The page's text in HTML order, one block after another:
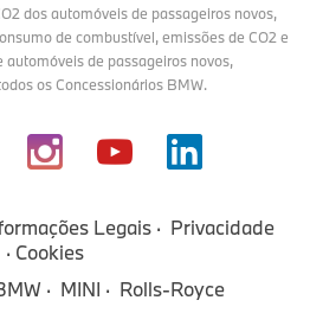
dos automóveis de passageiros novos,
de combustível, emissões de CO2 e
de passageiros novos,
os Concessionários BMW.
Legais
Privacidade
Cookies
MINI Rolls-Royce